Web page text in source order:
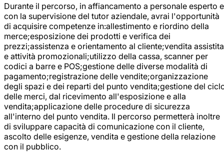
Durante il percorso, in affiancamento a personale esperto e
con la supervisione del tutor aziendale, avrai l'opportunità
di acquisire competenze in:allestimento e riordino della
merce;esposizione dei prodotti e verifica dei
prezzi;assistenza e orientamento al cliente;vendita assistita
e attività promozionali;utilizzo della cassa, scanner per
codici a barre e POS;gestione delle diverse modalità di
pagamento;registrazione delle vendite;organizzazione
degli spazi e dei reparti del punto vendita;gestione del
delle merci, dal ricevimento all'esposizione e alla
vendita;applicazione delle procedure di sicurezza
all'interno del punto vendita. Il percorso permetterà inoltre
di sviluppare capacità di comunicazione con il cliente,
ascolto delle esigenze, vendita e gestione della relazione
con il pubblico.